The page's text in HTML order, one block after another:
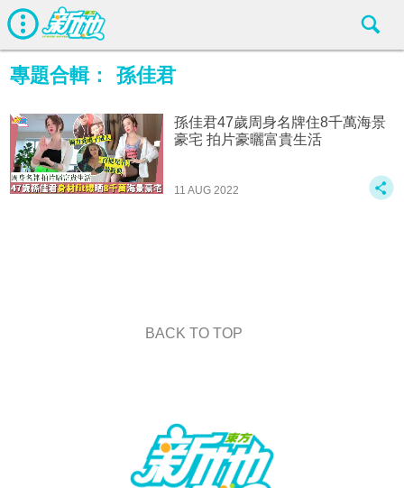
專題合輯： 孫佳君
孫佳君47歲周身名牌住8千萬海景
豪宅 拍片豪曬富貴生活
11 AUG 2022
BACK TO TOP